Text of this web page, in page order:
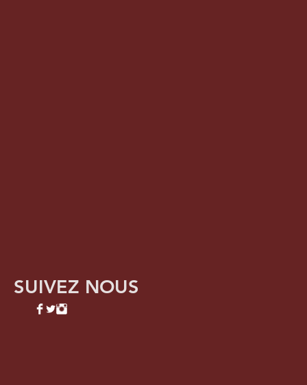
SUIVEZ NOUS